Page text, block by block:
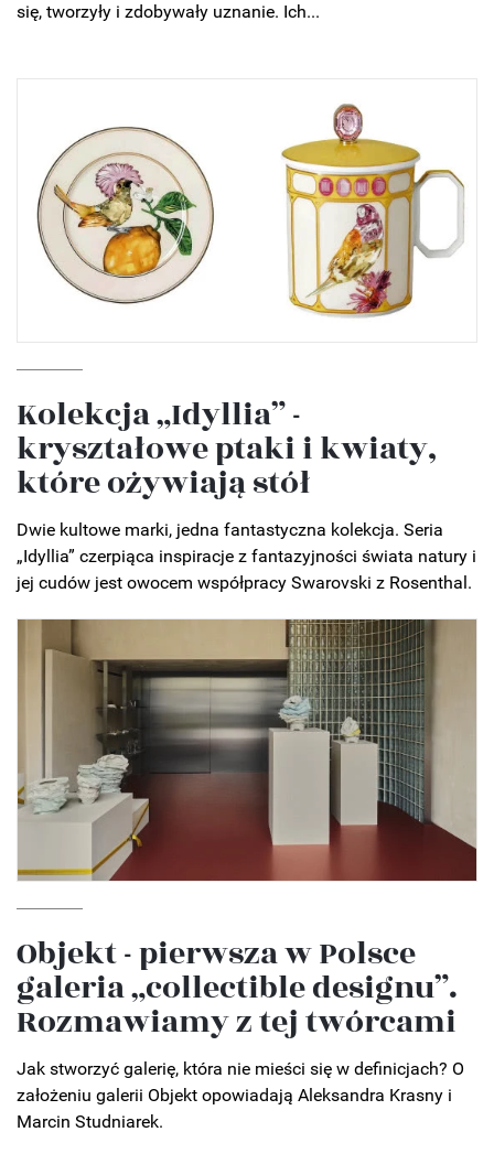
się, tworzyły i zdobywały uznanie. Ich...
Kolekcja „Idyllia” -
kryształowe ptaki i kwiaty,
które ożywiają stół
Dwie kultowe marki, jedna fantastyczna kolekcja. Seria
„Idyllia” czerpiąca inspiracje z fantazyjności świata natury i
jej cudów jest owocem współpracy Swarovski z Rosenthal.
Objekt - pierwsza w Polsce
galeria „collectible designu”.
Rozmawiamy z tej twórcami
Jak stworzyć galerię, która nie mieści się w definicjach? O
założeniu galerii Objekt opowiadają Aleksandra Krasny i
Marcin Studniarek.